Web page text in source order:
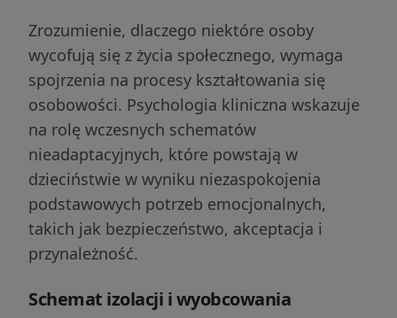
Zrozumienie, dlaczego niektóre osoby
wycofują się z życia społecznego, wymaga
spojrzenia na procesy kształtowania się
osobowości. Psychologia kliniczna wskazuje
na rolę wczesnych schematów
nieadaptacyjnych, które powstają w
dzieciństwie w wyniku niezaspokojenia
podstawowych potrzeb emocjonalnych,
takich jak bezpieczeństwo, akceptacja i
przynależność.
Schemat izolacji i wyobcowania